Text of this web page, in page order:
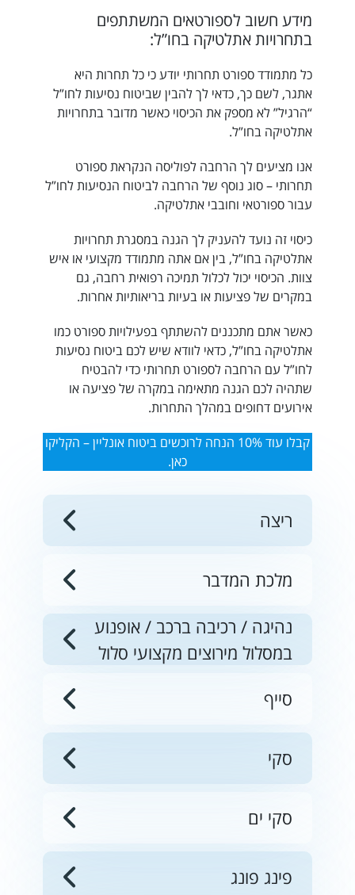
ריצה
מלכת המדבר
נהיגה / רכיבה ברכב / אופנוע
במסלול מירוצים מקצועי סלול
סייף
סקי
סקי ים
פינג פונג
מידע חשוב לספורטאים המשתתפים
בתחרויות אתלטיקה בחו”ל:
כל מתמודד ספורט תחרותי יודע כי כל תחרות היא
אתגר, לשם כך, כדאי לך להבין שביטוח נסיעות לחו”ל
“הרגיל” לא מספק את הכיסוי כאשר מדובר בתחרויות
אתלטיקה בחו”ל.
אנו מציעים לך הרחבה לפוליסה הנקראת ספורט
תחרותי – סוג נוסף של הרחבה לביטוח הנסיעות לחו”ל
עבור ספורטאי וחובבי אתלטיקה.
כיסוי זה נועד להעניק לך הגנה במסגרת תחרויות
אתלטיקה בחו”ל, בין אם אתה מתמודד מקצועי או איש
צוות. הכיסוי יכול לכלול תמיכה רפואית רחבה, גם
במקרים של פציעות או בעיות בריאותיות אחרות.
כאשר אתם מתכננים להשתתף בפעילויות ספורט כמו
אתלטיקה בחו”ל, כדאי לוודא שיש לכם ביטוח נסיעות
לחו”ל עם הרחבה לספורט תחרותי כדי להבטיח
שתהיה לכם הגנה מתאימה במקרה של פציעה או
אירועים דחופים במהלך התחרות.
קבלו עוד 10% הנחה לרוכשים ביטוח אונליין – הקליקו
כאן.